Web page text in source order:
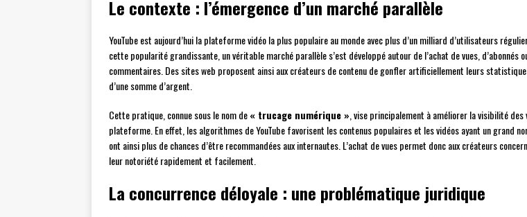
Le contexte : l’émergence d’un marché parallèle
YouTube est aujourd’hui la plateforme vidéo la plus populaire au monde avec plus d’un milliard d’utilisateurs
cette popularité grandissante, un véritable marché parallèle s’est développé autour de l’achat de vues, d’abonnés
commentaires. Des sites web proposent ainsi aux créateurs de contenu de gonfler artificiellement leurs
d’une somme d’argent.
Cette pratique, connue sous le nom de« trucage numérique » , vise principalement à améliorer la visibilité des
plateforme. En effet, les algorithmes de YouTube favorisent les contenus populaires et les vidéos ayant un grand
ont ainsi plus de chances d’être recommandées aux internautes. L’achat de vues permet donc aux créateurs
leur notoriété rapidement et facilement.
La concurrence déloyale : une problématique juridique